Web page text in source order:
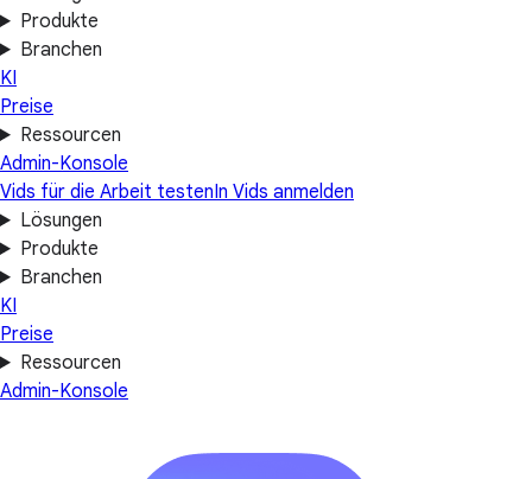
Produkte
Branchen
KI
Preise
Ressourcen
Admin-Konsole
Vids für die Arbeit testenIn Vids anmelden
Lösungen
Produkte
Branchen
KI
Preise
Ressourcen
Admin-Konsole